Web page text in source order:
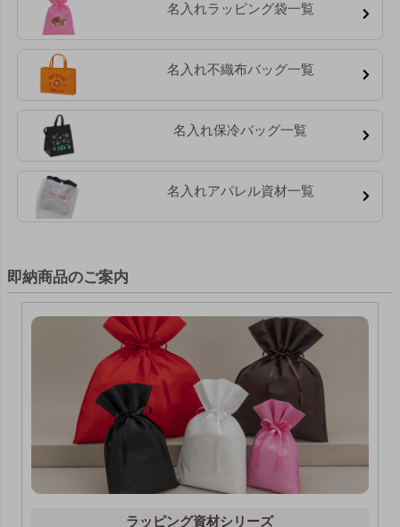
名入れラッピング袋一覧
名入れ不織布バッグ一覧
名入れ保冷バッグ一覧
名入れアパレル資材一覧
即納商品のご案内
ラッピング資材シリーズ